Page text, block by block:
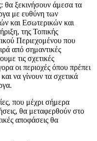
θα ξεκινήσουν άμεσα τα
με ευθύνη των
και Εσωτερικών και
της Τοπικής
Περιεχομένου που
από σημαντικές
τις σχετικές
οι περιοχές όπου πρέπει
να γίνουν τα σχετικά
που μέχρι σήμερα
θα μεταφερθούν στο
αποφάσεις θα